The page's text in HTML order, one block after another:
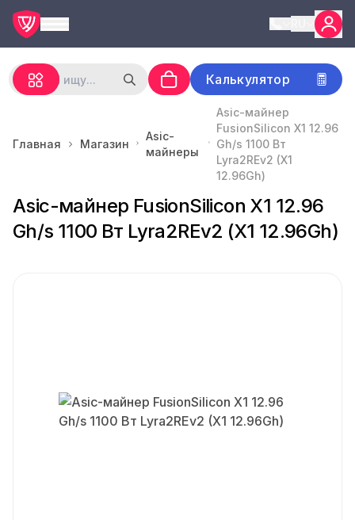
Калькулятор
Главная Магазин
Asic-
майнеры
Asic-майнер
FusionSilicon X1 12.96
Gh/s 1100 Вт
Lyra2REv2 (X1
12.96Gh)
Asic-майнер FusionSilicon X1 12.96
Gh/s 1100 Вт Lyra2REv2 (X1 12.96Gh)